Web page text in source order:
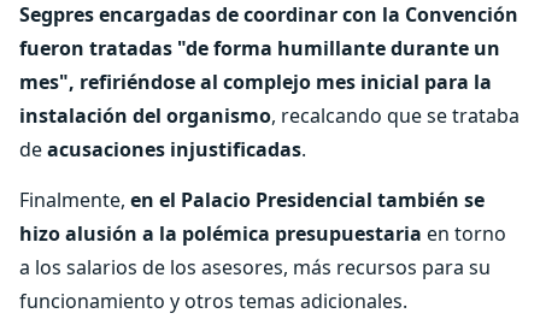
Segpres encargadas de coordinar con la Convención
fueron tratadas "de forma humillante durante un
mes", refiriéndose al complejo mes inicial para la
instalación del organismo, recalcando que se trataba
deacusaciones injustificadas.
Finalmente, en el Palacio Presidencial también se
hizo alusión a la polémica presupuestaria en torno
a los salarios de los asesores, más recursos para su
funcionamiento y otros temas adicionales.